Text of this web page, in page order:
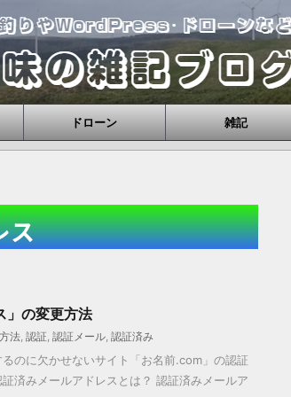
ドローン 雑記
ス
の変更方法
法, 認証, 認証メール, 認証済み
のに欠かせないサイト「お名前.com」の認証
済みメールアドレスとは？ 認証済みメールア